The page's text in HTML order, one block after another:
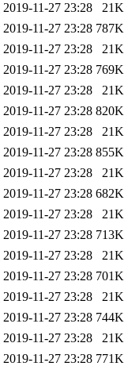
2019-11-27 23:28
21K
2019-11-27 23:28 787K
2019-11-27 23:28
21K
2019-11-27 23:28 769K
2019-11-27 23:28
21K
2019-11-27 23:28 820K
2019-11-27 23:28
21K
2019-11-27 23:28 855K
2019-11-27 23:28
21K
2019-11-27 23:28 682K
2019-11-27 23:28
21K
2019-11-27 23:28 713K
2019-11-27 23:28
21K
2019-11-27 23:28 701K
2019-11-27 23:28
21K
2019-11-27 23:28 744K
2019-11-27 23:28
21K
2019-11-27 23:28 771K